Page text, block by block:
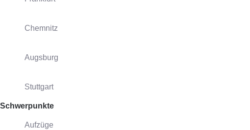
Chemnitz
Augsburg
Stuttgart
Schwerpunkte
Aufzüge